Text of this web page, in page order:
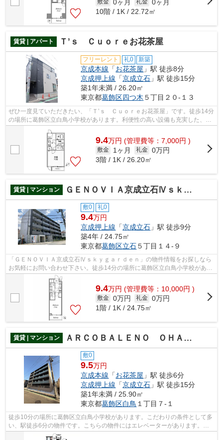
敷金 0ヶ月 礼金 0ヶ月
10階 / 1K / 22.72㎡
賃貸 | アパート Ｔ’ｓ Ｃｕｏｒｅお花茶屋
フリーレント 礼0 新築
京成本線 「お花茶屋 」駅 徒歩8分
京成押上線 「京成立石 」駅 徒歩15分
築1年未満 / 26.20㎡
東京都葛飾区四つ木 ５丁目２０-１３
ぜひ一度見ていただきたい、「Ｔ’ｓ Ｃｕｏｒｅお花茶屋」です。徒歩14分
の場所に葛飾区立白鳥小学校があります。利便性の高い設備も充実した、高
ニーズな2026年築の物件です。初期費...
9.4万円 (管理費等：7,000円 )
敷金 1ヶ月 礼金 0万円
3階 / 1K / 26.20㎡
賃貸 | マンション ＧＥＮＯＶＩＡ京成立石Ⅳｓｋｙｇａｒｄｅｎ
敷0 礼0
9.4万円
京成押上線 「京成立石 」駅 徒歩9分
築4年 / 24.75㎡
東京都葛飾区立石５丁目１４-９
「ＧＥＮＯＶＩＡ京成立石Ⅳｓｋｙｇａｒｄｅｎ」の物件情報をお探しなら
お気軽にお問い合わせ下さい。徒歩14分の場所に葛飾区立白鳥小学校があり
ます。高いニーズのある、駅徒歩9分の...
9.4万円 (管理費等：10,000円 )
敷金 0万円 礼金 0万円
1階 / 1K / 24.75㎡
賃貸 | マンション ＡＲＣＯＢＡＬＥＮＯ ＯＨＡＮＡＪＡＹＡ
敷0
9.5万円
京成本線 「お花茶屋 」駅 徒歩6分
京成押上線 「京成立石 」駅 徒歩15分
築1年未満 / 25.90㎡
東京都葛飾区白鳥 １丁目７-１
徒歩10分の場所に葛飾区立白鳥小学校があります。こだわりの条件として多
い、駅徒歩6分の物件です。こちらの物件にはエレベーターがあります。こ
ちらは初期費用をカードでお支払いいた...